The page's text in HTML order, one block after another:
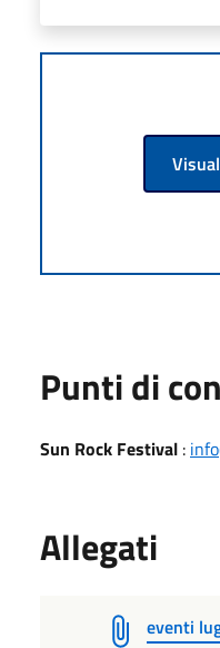
Punti di
Sun Rock Festival :
Allegati
eventi